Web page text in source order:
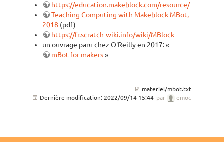
https://education.makeblock.com/resource/
Teaching Computing with Makeblock MBot,
2018 (pdf)
https://fr.scratch-wiki.info/wiki/MBlock
un ouvrage paru chez O'Reilly en 2017: «
mBot for makers»
materiel/mbot.txt
Dernière modification: 2022/09/14 15:44 par emoc